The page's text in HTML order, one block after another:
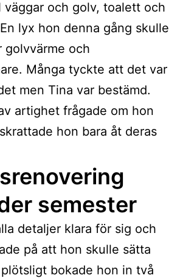
och golv, toalett och
lyx hon denna gång skulle
golvvärme och
Många tyckte att det var
men Tina var bestämd.
artighet frågade om hon
hon bara åt deras
semester
detaljer klara för sig och
på att hon skulle sätta
bokade hon in två